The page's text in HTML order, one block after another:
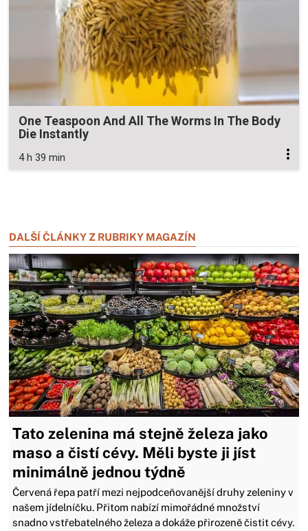
One Teaspoon And All The Worms In The Body
Die Instantly
4 h 39 min
DALŠÍ ČLÁNKY Z RUBRIKY MAGAZÍN
Tato zelenina má stejně železa jako
maso a čistí cévy. Měli byste ji jíst
minimálně jednou týdně
Červená řepa patří mezi nejpodceňovanější druhy zeleniny v
našem jídelníčku. Přitom nabízí mimořádné množství
snadno vstřebatelného železa a dokáže přirozeně čistit cévy.